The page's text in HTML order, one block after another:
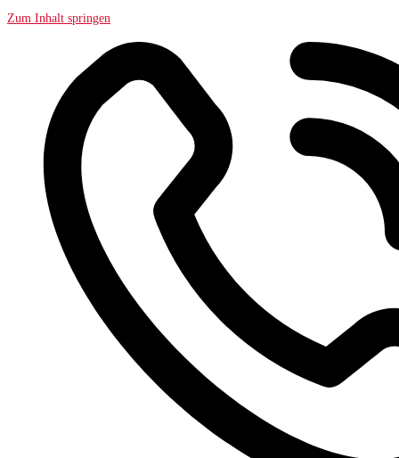
Zum Inhalt springen